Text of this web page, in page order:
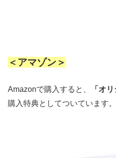
＜アマゾン＞
Amazonで購入すると、 「オ
購入特典としてついています。